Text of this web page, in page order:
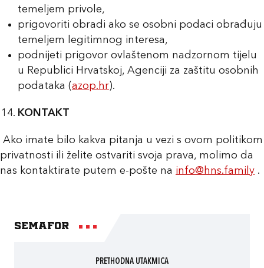
temeljem privole,
prigovoriti obradi ako se osobni podaci obrađuju
temeljem legitimnog interesa,
podnijeti prigovor ovlaštenom nadzornom tijelu
u Republici Hrvatskoj, Agenciji za zaštitu osobnih
podataka (azop.hr).
KONTAKT
Ako imate bilo kakva pitanja u vezi s ovom politikom
privatnosti ili želite ostvariti svoja prava, molimo da
nas kontaktirate putem e-pošte na info@hns.family .
Semafor
PRETHODNA UTAKMICA